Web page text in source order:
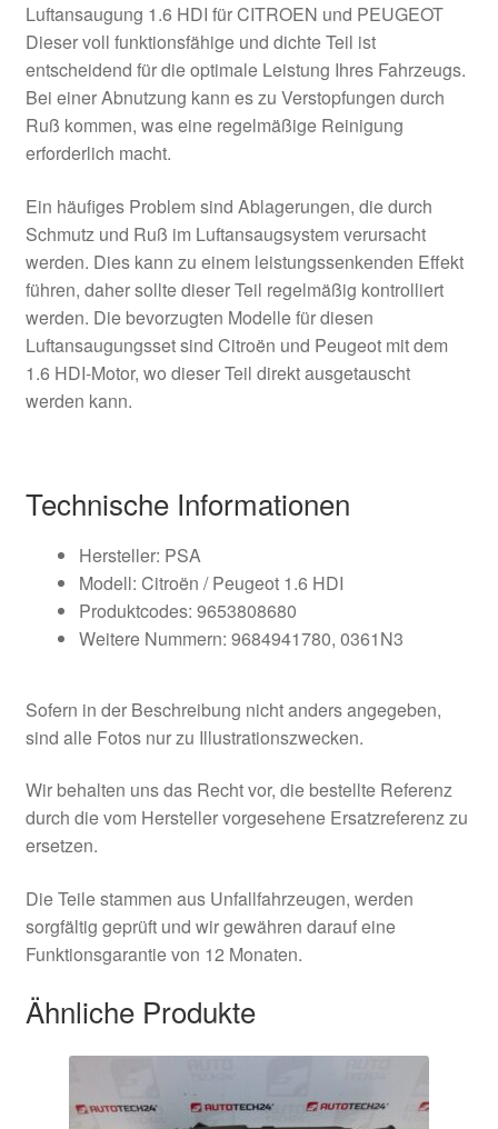
Luftansaugung 1.6 HDI für CITROEN und PEUGEOT
Dieser voll funktionsfähige und dichte Teil ist
entscheidend für die optimale Leistung Ihres Fahrzeugs.
Bei einer Abnutzung kann es zu Verstopfungen durch
Ruß kommen, was eine regelmäßige Reinigung
erforderlich macht.
Ein häufiges Problem sind Ablagerungen, die durch
Schmutz und Ruß im Luftansaugsystem verursacht
werden. Dies kann zu einem leistungssenkenden Effekt
führen, daher sollte dieser Teil regelmäßig kontrolliert
werden. Die bevorzugten Modelle für diesen
Luftansaugungsset sind Citroën und Peugeot mit dem
1.6 HDI-Motor, wo dieser Teil direkt ausgetauscht
werden kann.
Technische Informationen
Hersteller: PSA
Modell: Citroën / Peugeot 1.6 HDI
Produktcodes: 9653808680
Weitere Nummern: 9684941780, 0361N3
Sofern in der Beschreibung nicht anders angegeben,
sind alle Fotos nur zu Illustrationszwecken.
Wir behalten uns das Recht vor, die bestellte Referenz
durch die vom Hersteller vorgesehene Ersatzreferenz zu
ersetzen.
Die Teile stammen aus Unfallfahrzeugen, werden
sorgfältig geprüft und wir gewähren darauf eine
Funktionsgarantie von 12 Monaten.
Ähnliche Produkte